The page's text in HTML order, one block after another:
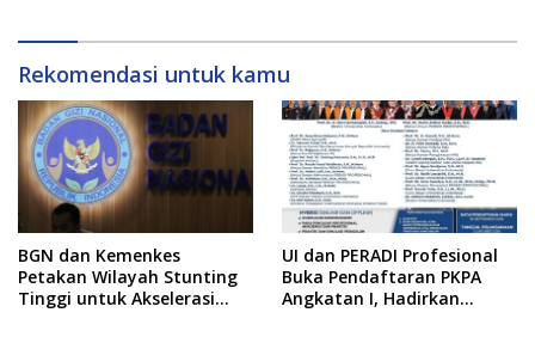
Rekomendasi untuk kamu
BGN dan Kemenkes
Petakan Wilayah Stunting
Tinggi untuk Akselerasi
UI dan PERADI Profesional
Buka Pendaftaran PKPA
Angkatan I, Hadirkan